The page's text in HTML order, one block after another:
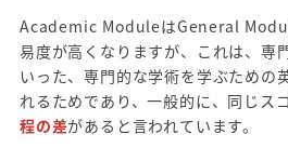
Academic ModuleはGeneral
易度が高くなりますが、これは、専
いった、専門的な学術を学ぶための
れるためであり、一般的に、同じス
程の差があると言われています。